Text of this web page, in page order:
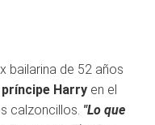
bailarina de 52 años
príncipe Harry en el
calzoncillos. "Lo que